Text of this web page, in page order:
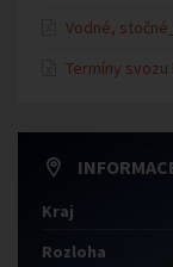
Vodné,
Termíny svozu
Kraj
Rozloha